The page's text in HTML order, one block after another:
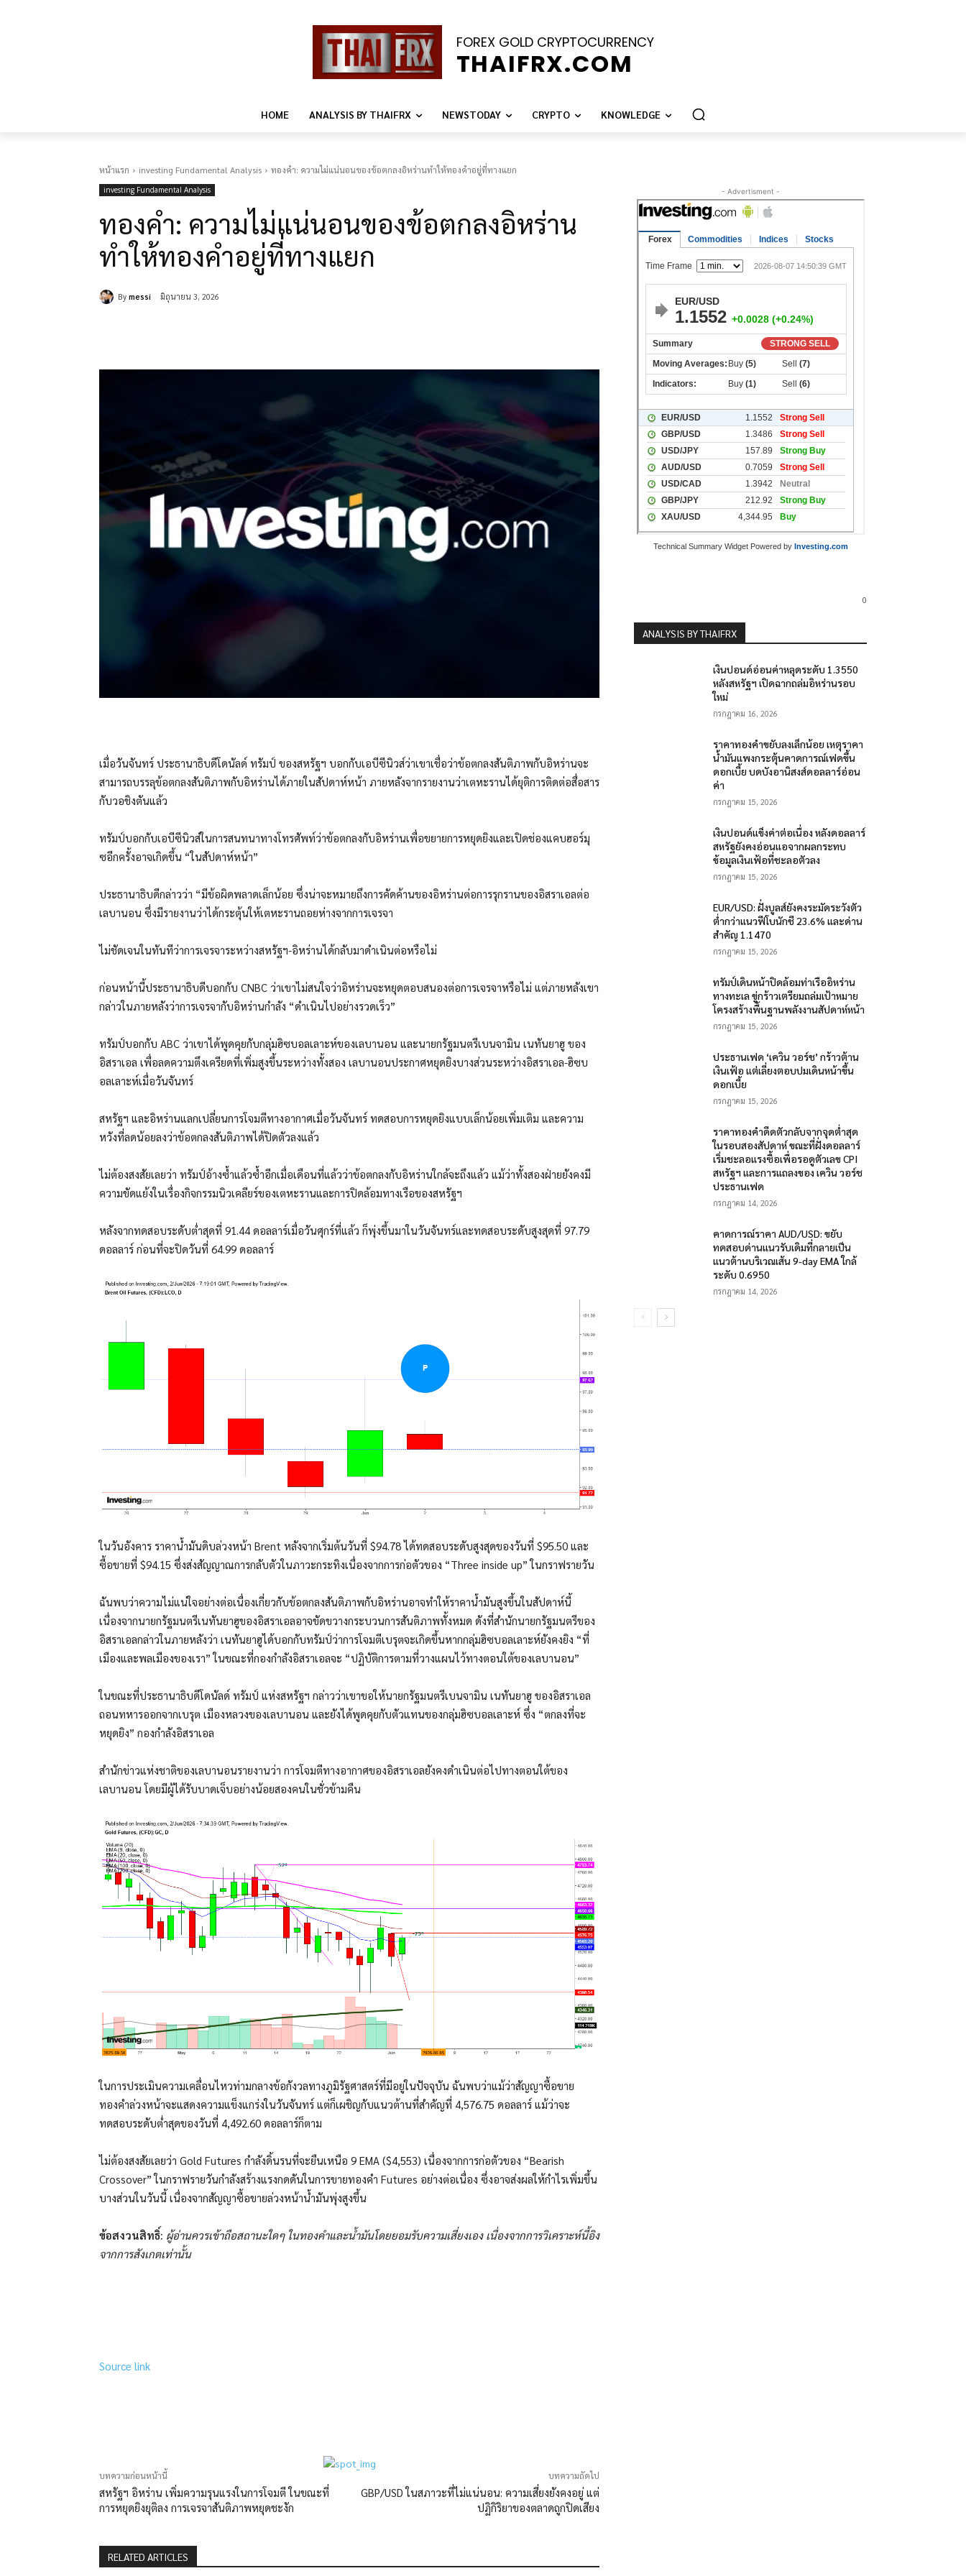
FOREX GOLD CRYPTOCURRENCY
THAIFRX.COM
HOME ANALYSIS BY THAIFRX NEWSTODAY CRYPTO KNOWLEDGE
หน้าแรก investing Fundamental Analysis ทองคำ: ความไม่แน่นอนของข้อตกลงอิหร่านทำให้ทองคำอยู่ที่ทางแยก
investing Fundamental Analysis
ทองคำ: ความไม่แน่นอนของข้อตกลงอิหร่าน
ทำให้ทองคำอยู่ที่ทางแยก
By messi มิถุนายน 3, 2026
เมื่อวันจันทร์ ประธานาธิบดีโดนัลด์ ทรัมป์ ของสหรัฐฯ บอกกับเอบีซีนิวส์ว่าเขาเชื่อว่าข้อตกลงสันติภาพกับอิหร่านจะ
สามารถบรรลุข้อตกลงสันติภาพกับอิหร่านได้ภายในสัปดาห์หน้า ภายหลังจากรายงานว่าเตหะรานได้ยุติการติดต่อสื่อสาร
กับวอชิงตันแล้ว
ทรัมป์บอกกับเอบีซีนิวส์ในการสนทนาทางโทรศัพท์ว่าข้อตกลงกับอิหร่านเพื่อขยายการหยุดยิงและเปิดช่องแคบฮอร์มุ
ซอีกครั้งอาจเกิดขึ้น “ในสัปดาห์หน้า”
ประธานาธิบดีกล่าวว่า “มีข้อผิดพลาดเล็กน้อย ซึ่งน่าจะหมายถึงการคัดค้านของอิหร่านต่อการรุกรานของอิสราเอลต่อ
เลบานอน ซึ่งมีรายงานว่าได้กระตุ้นให้เตหะรานถอยห่างจากการเจรจา
ไม่ชัดเจนในทันทีว่าการเจรจาระหว่างสหรัฐฯ-อิหร่านได้กลับมาดำเนินต่อหรือไม่
ก่อนหน้านี้ประธานาธิบดีบอกกับ CNBC ว่าเขาไม่สนใจว่าอิหร่านจะหยุดตอบสนองต่อการเจรจาหรือไม่ แต่ภายหลังเขา
กล่าวในภายหลังว่าการเจรจากับอิหร่านกำลัง “ดำเนินไปอย่างรวดเร็ว”
ทรัมป์บอกกับ ABC ว่าเขาได้พูดคุยกับกลุ่มฮิซบอลเลาะห์ของเลบานอน และนายกรัฐมนตรีเบนจามิน เนทันยาฮู ของ
อิสราเอล เพื่อลดความตึงเครียดที่เพิ่มสูงขึ้นระหว่างทั้งสอง เลบานอนประกาศหยุดยิงบางส่วนระหว่างอิสราเอล-ฮิซบ
อลเลาะห์เมื่อวันจันทร์
สหรัฐฯ และอิหร่านแลกเปลี่ยนการโจมตีทางอากาศเมื่อวันจันทร์ ทดสอบการหยุดยิงแบบเล็กน้อยเพิ่มเติม และความ
หวังที่ลดน้อยลงว่าข้อตกลงสันติภาพได้ปิดตัวลงแล้ว
ไม่ต้องสงสัยเลยว่า ทรัมป์อ้างซ้ำแล้วซ้ำอีกเมื่อเดือนที่แล้วว่าข้อตกลงกับอิหร่านใกล้จะถึงแล้ว แม้ว่าทั้งสองฝ่ายยังคงมี
ความขัดแย้งในเรื่องกิจกรรมนิวเคลียร์ของเตหะรานและการปิดล้อมทางเรือของสหรัฐฯ
หลังจากทดสอบระดับต่ำสุดที่ 91.44 ดอลลาร์เมื่อวันศุกร์ที่แล้ว ก็พุ่งขึ้นมาในวันจันทร์และทดสอบระดับสูงสุดที่ 97.79
ดอลลาร์ ก่อนที่จะปิดวันที่ 64.99 ดอลลาร์
ในวันอังคาร ราคาน้ำมันดิบล่วงหน้า Brent หลังจากเริ่มต้นวันที่ $94.78 ได้ทดสอบระดับสูงสุดของวันที่ $95.50 และ
ซื้อขายที่ $94.15 ซึ่งส่งสัญญาณการกลับตัวในภาวะกระทิงเนื่องจากการก่อตัวของ “Three inside up” ในกราฟรายวัน
ฉันพบว่าความไม่แน่ใจอย่างต่อเนื่องเกี่ยวกับข้อตกลงสันติภาพกับอิหร่านอาจทำให้ราคาน้ำมันสูงขึ้นในสัปดาห์นี้
เนื่องจากนายกรัฐมนตรีเนทันยาฮูของอิสราเอลอาจขัดขวางกระบวนการสันติภาพทั้งหมด ดังที่สำนักนายกรัฐมนตรีของ
อิสราเอลกล่าวในภายหลังว่า เนทันยาฮูได้บอกกับทรัมป์ว่าการโจมตีเบรุตจะเกิดขึ้นหากกลุ่มฮิซบอลเลาะห์ยังคงยิง “ที่
เมืองและพลเมืองของเรา” ในขณะที่กองกำลังอิสราเอลจะ “ปฏิบัติการตามที่วางแผนไว้ทางตอนใต้ของเลบานอน”
ในขณะที่ประธานาธิบดีโดนัลด์ ทรัมป์ แห่งสหรัฐฯ กล่าวว่าเขาขอให้นายกรัฐมนตรีเบนจามิน เนทันยาฮู ของอิสราเอล
ถอนทหารออกจากเบรุต เมืองหลวงของเลบานอน และยังได้พูดคุยกับตัวแทนของกลุ่มฮิซบอลเลาะห์ ซึ่ง “ตกลงที่จะ
หยุดยิง” กองกำลังอิสราเอล
สำนักข่าวแห่งชาติของเลบานอนรายงานว่า การโจมตีทางอากาศของอิสราเอลยังคงดำเนินต่อไปทางตอนใต้ของ
เลบานอน โดยมีผู้ได้รับบาดเจ็บอย่างน้อยสองคนในชั่วข้ามคืน
ในการประเมินความเคลื่อนไหวท่ามกลางข้อกังวลทางภูมิรัฐศาสตร์ที่มีอยู่ในปัจจุบัน ฉันพบว่าแม้ว่าสัญญาซื้อขาย
ทองคำล่วงหน้าจะแสดงความแข็งแกร่งในวันจันทร์ แต่ก็เผชิญกับแนวต้านที่สำคัญที่ 4,576.75 ดอลลาร์ แม้ว่าจะ
ทดสอบระดับต่ำสุดของวันที่ 4,492.60 ดอลลาร์ก็ตาม
ไม่ต้องสงสัยเลยว่า Gold Futures กำลังดิ้นรนที่จะยืนเหนือ 9 EMA ($4,553) เนื่องจากการก่อตัวของ “Bearish
Crossover” ในกราฟรายวันกำลังสร้างแรงกดดันในการขายทองคำ Futures อย่างต่อเนื่อง ซึ่งอาจส่งผลให้กำไรเพิ่มขึ้น
บางส่วนในวันนี้ เนื่องจากสัญญาซื้อขายล่วงหน้าน้ำมันพุ่งสูงขึ้น
ข้อสงวนสิทธิ์: ผู้อ่านควรเข้าถือสถานะใดๆ ในทองคำและน้ำมันโดยยอมรับความเสี่ยงเอง เนื่องจากการวิเคราะห์นี้อิง
จากการสังเกตเท่านั้น
Source link
บทความก่อนหน้านี้
สหรัฐฯ อิหร่าน เพิ่มความรุนแรงในการโจมตี ในขณะที่
การหยุดยิงยุติลง การเจรจาสันติภาพหยุดชะงัก
บทความถัดไป
GBP/USD ในสภาวะที่ไม่แน่นอน: ความเสี่ยงยังคงอยู่ แต่
ปฏิกิริยาของตลาดถูกปิดเสียง
RELATED ARTICLES
- Advertisment -
Technical Summary Widget Powered by Investing.com
0
ANALYSIS BY THAIFRX
เงินปอนด์อ่อนค่าหลุดระดับ 1.3550
หลังสหรัฐฯ เปิดฉากถล่มอิหร่านรอบ
ใหม่
กรกฎาคม 16, 2026
ราคาทองคำขยับลงเล็กน้อย เหตุราคา
น้ำมันแพงกระตุ้นคาดการณ์เฟดขึ้น
ดอกเบี้ย บดบังอานิสงส์ดอลลาร์อ่อน
ค่า
กรกฎาคม 15, 2026
เงินปอนด์แข็งค่าต่อเนื่อง หลังดอลลาร์
สหรัฐยังคงอ่อนแอจากผลกระทบ
ข้อมูลเงินเฟ้อที่ชะลอตัวลง
กรกฎาคม 15, 2026
EUR/USD: ฝั่งบูลส์ยังคงระมัดระวังตัว
ต่ำกว่าแนวฟีโบนักชี 23.6% และด่าน
สำคัญ 1.1470
กรกฎาคม 15, 2026
ทรัมป์เดินหน้าปิดล้อมท่าเรืออิหร่าน
ทางทะเล ขู่กร้าวเตรียมถล่มเป้าหมาย
โครงสร้างพื้นฐานพลังงานสัปดาห์หน้า
กรกฎาคม 15, 2026
ประธานเฟด ‘เควิน วอร์ช’ กร้าวต้าน
เงินเฟ้อ แต่เลี่ยงตอบปมเดินหน้าขึ้น
ดอกเบี้ย
กรกฎาคม 15, 2026
ราคาทองคำดีดตัวกลับจากจุดต่ำสุด
ในรอบสองสัปดาห์ ขณะที่ฝั่งดอลลาร์
เริ่มชะลอแรงซื้อเพื่อรอดูตัวเลข CPI
สหรัฐฯ และการแถลงของ เควิน วอร์ช
ประธานเฟด
กรกฎาคม 14, 2026
คาดการณ์ราคา AUD/USD: ขยับ
ทดสอบด่านแนวรับเดิมที่กลายเป็น
แนวต้านบริเวณเส้น 9-day EMA ใกล้
ระดับ 0.6950
กรกฎาคม 14, 2026